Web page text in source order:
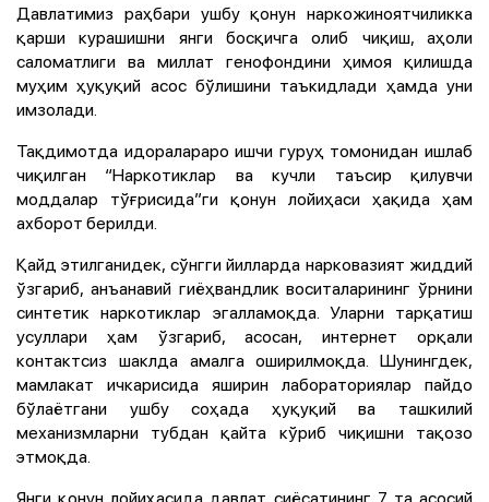
Давлатимиз раҳбари ушбу қонун наркожиноятчиликка
қарши курашишни янги босқичга олиб чиқиш, аҳоли
саломатлиги ва миллат генофондини ҳимоя қилишда
муҳим ҳуқуқий асос бўлишини таъкидлади ҳамда уни
имзолади.
Тақдимотда идоралараро ишчи гуруҳ томонидан ишлаб
чиқилган “Наркотиклар ва кучли таъсир қилувчи
моддалар тўғрисида”ги қонун лойиҳаси ҳақида ҳам
ахборот берилди.
Қайд этилганидек, сўнгги йилларда нарковазият жиддий
ўзгариб, анъанавий гиёҳвандлик воситаларининг ўрнини
синтетик наркотиклар эгалламоқда. Уларни тарқатиш
усуллари ҳам ўзгариб, асосан, интернет орқали
контактсиз шаклда амалга оширилмоқда. Шунингдек,
мамлакат ичкарисида яширин лабораториялар пайдо
бўлаётгани ушбу соҳада ҳуқуқий ва ташкилий
механизмларни тубдан қайта кўриб чиқишни тақозо
этмоқда.